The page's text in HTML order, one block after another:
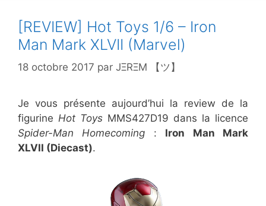
[REVIEW] Hot Toys 1/6 – Iron
Man Mark XLVII (Marvel)
18 octobre 2017 par JΞRΞM 【ツ】
Je vous présente aujourd’hui la review de la
figurine Hot Toys MMS427D19 dans la licence
Spider-Man Homecoming : Iron Man Mark
XLVII (Diecast).